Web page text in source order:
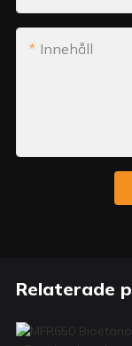
Innehåll
Relaterade